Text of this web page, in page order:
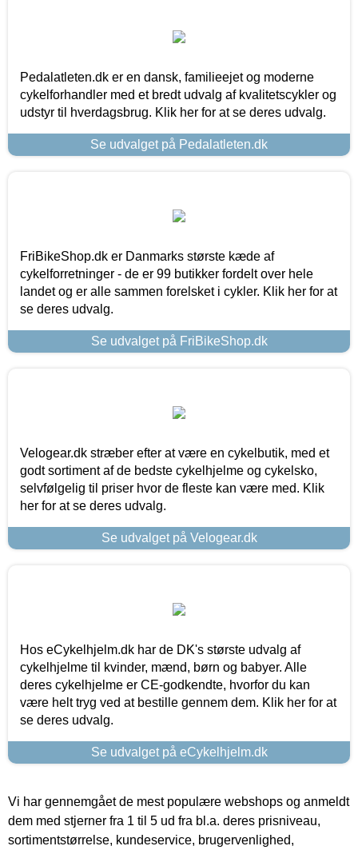
Pedalatleten.dk er en dansk, familieejet og moderne
cykelforhandler med et bredt udvalg af kvalitetscykler og
udstyr til hverdagsbrug. Klik her for at se deres udvalg.
Se udvalget på Pedalatleten.dk
FriBikeShop.dk er Danmarks største kæde af
cykelforretninger - de er 99 butikker fordelt over hele
landet og er alle sammen forelsket i cykler. Klik her for at
se deres udvalg.
Se udvalget på FriBikeShop.dk
Velogear.dk stræber efter at være en cykelbutik, med et
godt sortiment af de bedste cykelhjelme og cykelsko,
selvfølgelig til priser hvor de fleste kan være med. Klik
her for at se deres udvalg.
Se udvalget på Velogear.dk
Hos eCykelhjelm.dk har de DK's største udvalg af
cykelhjelme til kvinder, mænd, børn og babyer. Alle
deres cykelhjelme er CE-godkendte, hvorfor du kan
være helt tryg ved at bestille gennem dem. Klik her for at
se deres udvalg.
Se udvalget på eCykelhjelm.dk
Vi har gennemgået de mest populære webshops og anmeldt
dem med stjerner fra 1 til 5 ud fra bl.a. deres prisniveau,
sortimentstørrelse, kundeservice, brugervenlighed,